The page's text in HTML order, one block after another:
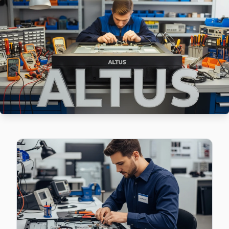
Çırçır sakinleri Altus TV arızaları için sık bizi tercih
Çırçır Altus Anakart Tamiri →
Defterdar Altus Servis
Defterdar'de Altus TV ekranında çizgi, donma ya da ses
Defterdar Altus Anakart Tamiri →
Düğmeciler Altus Servis
Düğmeciler sakinlerine özel: Altus TV tamirinde parça
Esentepe Altus Servis
Altus TV'niz Esentepe'de arıza yaptıysa taşımanıza
Eyüp Altus Servis →
Güzeltepe Altus Servis
Güzeltepe'de Altus TV ekranında çizgi, donma ya da ses